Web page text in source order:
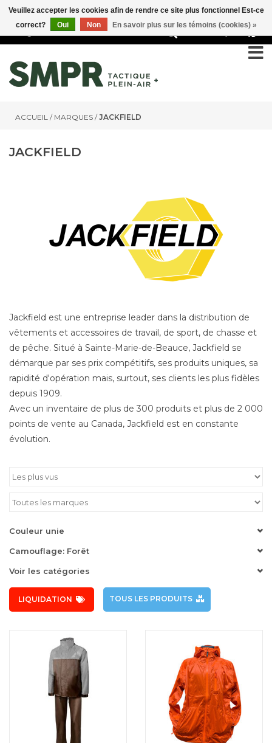
0
ACCUEIL / MARQUES /JACKFIELD
JACKFIELD
Jackfield est une entreprise leader dans la distribution de
vêtements et accessoires de travail, de sport, de chasse et
de pêche. Situé à Sainte-Marie-de-Beauce, Jackfield se
démarque par ses prix compétitifs, ses produits uniques, sa
rapidité d'opération mais, surtout, ses clients les plus fidèles
depuis 1909.
Avec un inventaire de plus de 300 produits et plus de 2 000
points de vente au Canada, Jackfield est en constante
évolution.
Couleur unie
Camouflage: Forêt
Voir les catégories
LIQUIDATION TOUS LES PRODUITS
Veuillez accepter les cookies afin de rendre ce site plus fonctionnel Est-ce
correct?
Oui Non En savoir plus sur les témoins (cookies) »